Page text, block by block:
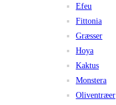
Efeu
Fittonia
Græsser
Hoya
Kaktus
Monstera
Oliventræer